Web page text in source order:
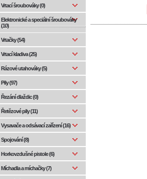
Vrtací šroubováky (0)
Elektronické a speciální šroubováky
(10)
Vrtačky (54)
Vrtací kladiva (25)
Rázové utahováky (5)
Pily (97)
Řezání dlaždic (0)
Řetězové pily (11)
Vysavače a odsávací zařízení (16)
Spojování (8)
Horkovzdušné pistole (6)
Míchadla a míchačky (7)